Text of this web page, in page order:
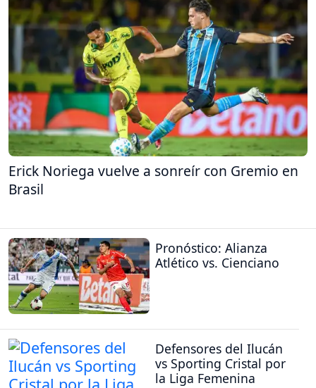
Erick Noriega vuelve a sonreír con Gremio en
Brasil
Pronóstico: Alianza
Atlético vs. Cienciano
Defensores del Ilucán
vs Sporting Cristal por
la Liga Femenina